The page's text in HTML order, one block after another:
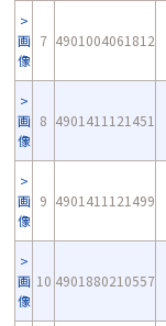
画
像
7 4901004061812
画
像
8 4901411121451
画
像
9 4901411121499
画
像
10 4901880210557